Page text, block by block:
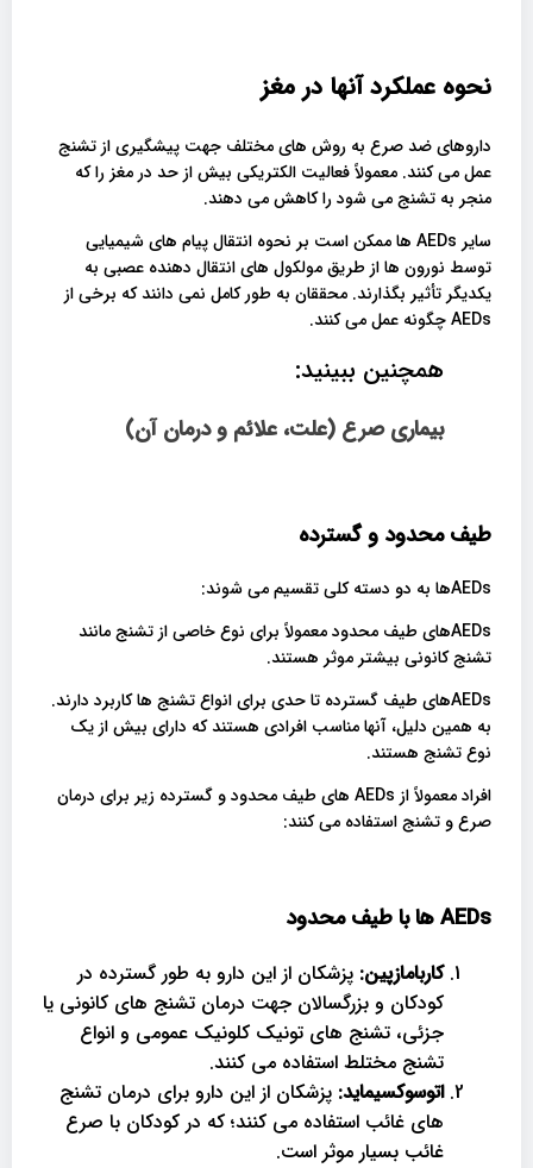
نحوه عملکرد آنها در مغز
داروهای ضد صرع به روش های مختلف جهت پیشگیری از تشنج
عمل می کنند. معمولاً فعالیت الکتریکی بیش از حد در مغز را که
منجر به تشنج می شود را کاهش می دهند.
سایر AEDs ها ممکن است بر نحوه انتقال پیام های شیمیایی
توسط نورون ها از طریق مولکول های انتقال دهنده عصبی به
یکدیگر تأثیر بگذارند. محققان به طور کامل نمی دانند که برخی از
AEDs چگونه عمل می کنند.
همچنین ببینید:
بیماری صرع (علت، علائم و درمان آن)
طیف محدود و گسترده
AEDsها به دو دسته کلی تقسیم می شوند:
AEDsهای طیف محدود معمولاً برای نوع خاصی از تشنج مانند
تشنج کانونی بیشتر موثر هستند.
AEDsهای طیف گسترده تا حدی برای انواع تشنج ها کاربرد دارند.
به همین دلیل، آنها مناسب افرادی هستند که دارای بیش از یک
نوع تشنج هستند.
افراد معمولاً از AEDs های طیف محدود و گسترده زیر برای درمان
صرع و تشنج استفاده می کنند:
AEDsها با طیف محدود
کاربامازپین: پزشکان از این دارو به طور گسترده در
کودکان و بزرگسالان جهت درمان تشنج های کانونی یا
جزئی، تشنج های تونیک کلونیک عمومی و انواع
تشنج مختلط استفاده می کنند.
اتوسوکسیماید: پزشکان از این دارو برای درمان تشنج
های غائب استفاده می کنند؛ که در کودکان با صرع
غائب بسیار موثر است.